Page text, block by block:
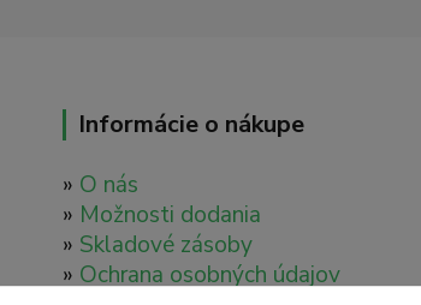
Informácie o nákupe
» O nás
» Možnosti dodania
» Skladové zásoby
» Ochrana osobných údajov